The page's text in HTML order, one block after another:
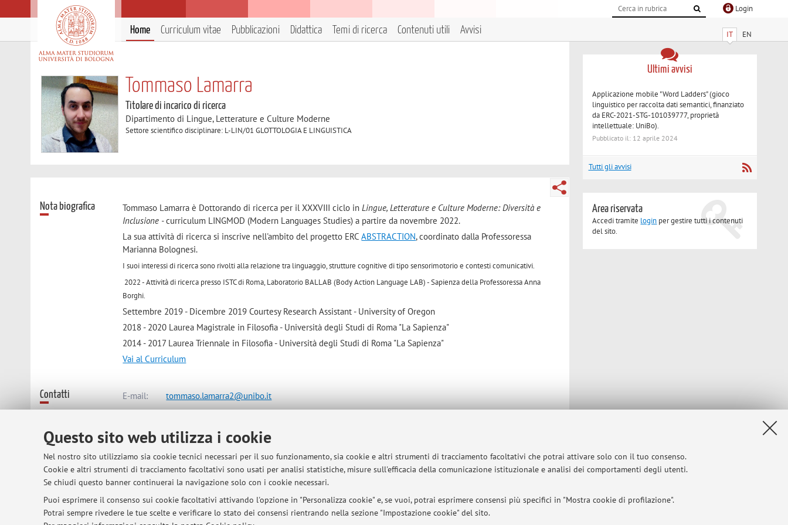
Questo sito web utilizza i cookie
Nel nostro sito utilizziamo sia cookie tecnici necessari per il suo funzionamento, sia cookie e altri strumenti di tracciamento facoltativi che potrai attivare solo con il tuo consenso.
Cookie e altri strumenti di tracciamento facoltativi sono usati per analisi statistiche, misure sull'efficacia della comunicazione istituzionale e analisi dei comportamenti degli utenti.
Se chiudi questo banner continuerai la navigazione solo con i cookie necessari.
Puoi esprimere il consenso sui cookie facoltativi attivando l'opzione in "Personalizza cookie" e, se vuoi, potrai esprimere consensi più specifici in "Mostra cookie di profilazione".
Potrai sempre rivedere le tue scelte e verificare lo stato dei consensi rientrando nella sezione "Impostazione cookie" del sito.
Login
IT EN
Home Curriculum vitae Pubblicazioni Didattica Temi di ricerca Contenuti utili Avvisi
Tommaso Lamarra
Titolare di incarico di ricerca
Dipartimento di Lingue, Letterature e Culture Moderne
Settore scientifico disciplinare: L-LIN/01 GLOTTOLOGIA E LINGUISTICA
Nota biografica Tommaso Lamarra è Dottorando di ricerca per il XXXVIII ciclo inLingue, Letterature e Culture Moderne: Diversità e
Inclusione -curriculum LINGMOD (Modern Languages Studies) a partire da novembre 2022.
La sua attività di ricerca si inscrive nell'ambito del progetto ERCABSTRACTION, coordinato dalla Professoressa
Marianna Bolognesi.
I suoi interessi di ricerca sono rivolti alla relazione tra linguaggio, strutture cognitive di tipo sensorimotorioe contesti comunicativi.
2022 - Attività di ricerca presso ISTC di Roma, Laboratorio BALLAB (Body Action Language LAB) - Sapienza della Professoressa Anna
Borghi.
Settembre 2019 - Dicembre 2019 Courtesy Research Assistant - University of Oregon
2018 - 2020 Laurea Magistrale in Filosofia - Università degli Studi di Roma "La Sapienza"
2014 - 2017 Laurea Triennale in Filosofia - Università degli Studi di Roma "La Sapienza"
Vai al Curriculum
Contatti E-mail: tommaso.lamarra2@unibo.it
Dipartimento di Lingue, Letterature e Culture Moderne
Via Cartoleria 5, Bologna -
Vai alla mappa
Risorse in rete
Ultimi avvisi
Applicazione mobile "Word Ladders" (gioco
linguistico per raccolta dati semantici, finanziato
da ERC-2021-STG-101039777, proprietà
intellettuale: UniBo).
Pubblicato il: 12 aprile 2024
Tutti gli avvisi
Area riservata
Accedi tramite login per gestire tutti i contenuti
del sito.